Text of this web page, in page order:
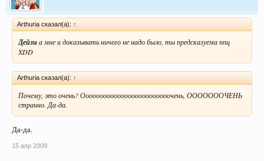
Arthuria сказал(а): ↑
Дейзиа мне и доказывать ничего не надо было, ты предсказуема ппц
XDD
Arthuria сказал(а): ↑
Почему, это очень? Ооооооооооооооооооооооооочень, ОООООООЧЕНЬ
странно. Да-да.
Да-да.
15 апр 2009